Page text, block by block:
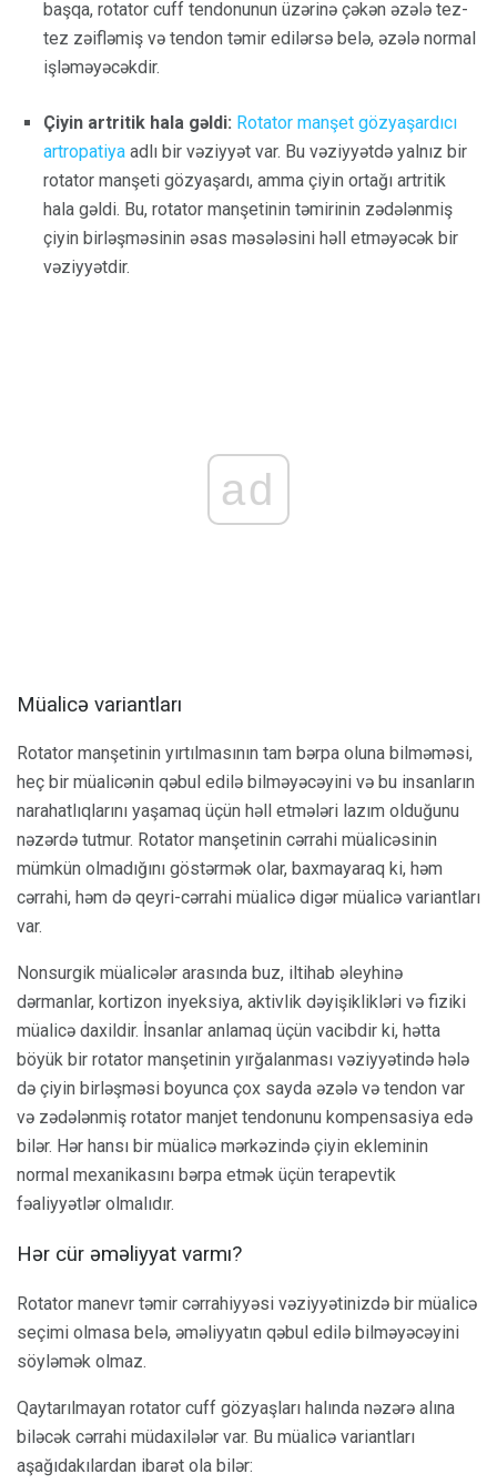
başqa, rotator cuff tendonunun üzərinə çəkən əzələ tez-
tez zəifləmiş və tendon təmir edilərsə belə, əzələ normal
işləməyəcəkdir.
Çiyin artritik hala gəldi: Rotator manşet gözyaşardıcı
artropatiya adlı bir vəziyyət var. Bu vəziyyətdə yalnız bir
rotator manşeti gözyaşardı, amma çiyin ortağı artritik
hala gəldi. Bu, rotator manşetinin təmirinin zədələnmiş
çiyin birləşməsinin əsas məsələsini həll etməyəcək bir
vəziyyətdir.
ad
Müalicə variantları
Rotator manşetinin yırtılmasının tam bərpa oluna bilməməsi,
heç bir müalicənin qəbul edilə bilməyəcəyini və bu insanların
narahatlıqlarını yaşamaq üçün həll etmələri lazım olduğunu
nəzərdə tutmur. Rotator manşetinin cərrahi müalicəsinin
mümkün olmadığını göstərmək olar, baxmayaraq ki, həm
cərrahi, həm də qeyri-cərrahi müalicə digər müalicə variantları
var.
Nonsurgik müalicələr arasında buz, iltihab əleyhinə
dərmanlar, kortizon inyeksiya, aktivlik dəyişiklikləri və fiziki
müalicə daxildir. İnsanlar anlamaq üçün vacibdir ki, hətta
böyük bir rotator manşetinin yırğalanması vəziyyətində hələ
də çiyin birləşməsi boyunca çox sayda əzələ və tendon var
və zədələnmiş rotator manjet tendonunu kompensasiya edə
bilər. Hər hansı bir müalicə mərkəzində çiyin ekleminin
normal mexanikasını bərpa etmək üçün terapevtik
fəaliyyətlər olmalıdır.
Hər cür əməliyyat varmı?
Rotator manevr təmir cərrahiyyəsi vəziyyətinizdə bir müalicə
seçimi olmasa belə, əməliyyatın qəbul edilə bilməyəcəyini
söyləmək olmaz.
Qaytarılmayan rotator cuff gözyaşları halında nəzərə alına
biləcək cərrahi müdaxilələr var. Bu müalicə variantları
aşağıdakılardan ibarət ola bilər: